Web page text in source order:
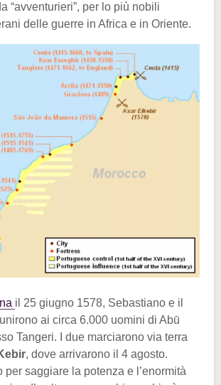
“avventurieri”, per lo più nobili
delle guerre in Africa e in Oriente.
il 25 giugno 1578, Sebastiano e il
ai circa 6.000 uomini di Abū
Tangeri. I due marciarono via terra
, dove arrivarono il 4 agosto.
per saggiare la potenza e l’enormità